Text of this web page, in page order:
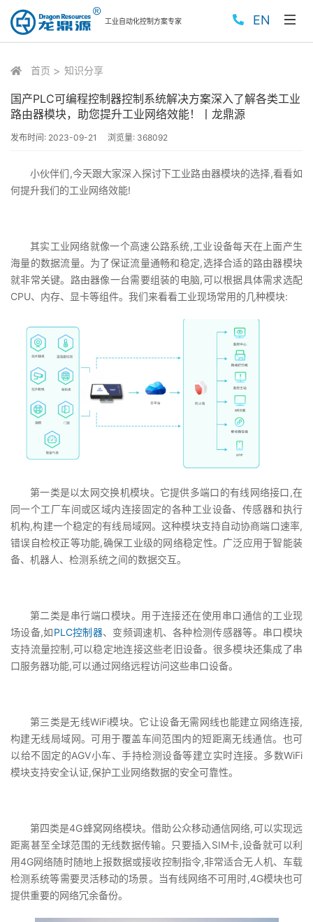
工业自动化控制方案专家 EN
首页 知识分享
国产PLC可编程控制器控制系统解决方案深入了解各类工业
路由器模块，助您提升工业网络效能！丨龙鼎源
发布时间: 2023-09-21 浏览量: 368092
小伙伴们,今天跟大家深入探讨下工业路由器模块的选择,看看如
何提升我们的工业网络效能!
其实工业网络就像一个高速公路系统,工业设备每天在上面产生
海量的数据流量。为了保证流量通畅和稳定,选择合适的路由器模块
就非常关键。路由器像一台需要组装的电脑,可以根据具体需求选配
CPU、内存、显卡等组件。我们来看看工业现场常用的几种模块:
第一类是以太网交换机模块。它提供多端口的有线网络接口,在
同一个工厂车间或区域内连接固定的各种工业设备、传感器和执行
机构,构建一个稳定的有线局域网。这种模块支持自动协商端口速率,
错误自检校正等功能,确保工业级的网络稳定性。广泛应用于智能装
备、机器人、检测系统之间的数据交互。
第二类是串行端口模块。用于连接还在使用串口通信的工业现
场设备,如PLC控制器、变频调速机、各种检测传感器等。串口模块
支持流量控制,可以稳定地连接这些老旧设备。很多模块还集成了串
口服务器功能,可以通过网络远程访问这些串口设备。
第三类是无线WiFi模块。它让设备无需网线也能建立网络连接,
构建无线局域网。可用于覆盖车间范围内的短距离无线通信。也可
以给不固定的AGV小车、手持检测设备等建立实时连接。多数WiFi
模块支持安全认证,保护工业网络数据的安全可靠性。
第四类是4G蜂窝网络模块。借助公众移动通信网络,可以实现远
距离甚至全球范围的无线数据传输。只要插入SIM卡,设备就可以利
用4G网络随时随地上报数据或接收控制指令,非常适合无人机、车载
检测系统等需要灵活移动的场景。当有线网络不可用时,4G模块也可
提供重要的网络冗余备份。